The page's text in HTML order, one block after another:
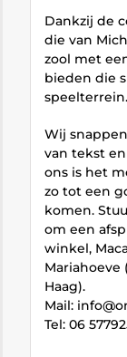
Dankzij de
die van
zool met
bieden die
speelterrein.
Wij
van tekst
ons is het
zo tot een
komen.
om een
winkel,
Mariahoeve
Haag).
Mail:
Tel: 06